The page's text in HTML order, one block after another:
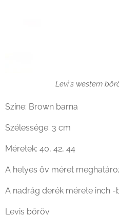
Levi's western
Színe: Brown barna
Szélessége: 3 cm
Méretek: 40, 42, 44
A helyes öv méret
A nadrág derék mérete inch -
Levis bőröv